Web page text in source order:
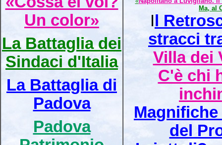
Un color»
La Battaglia dei
Sindaci d'Italia
La Battaglia di
Padova
Padova
Ma, al
I l
stracci
Villa dei
C'è chi
del